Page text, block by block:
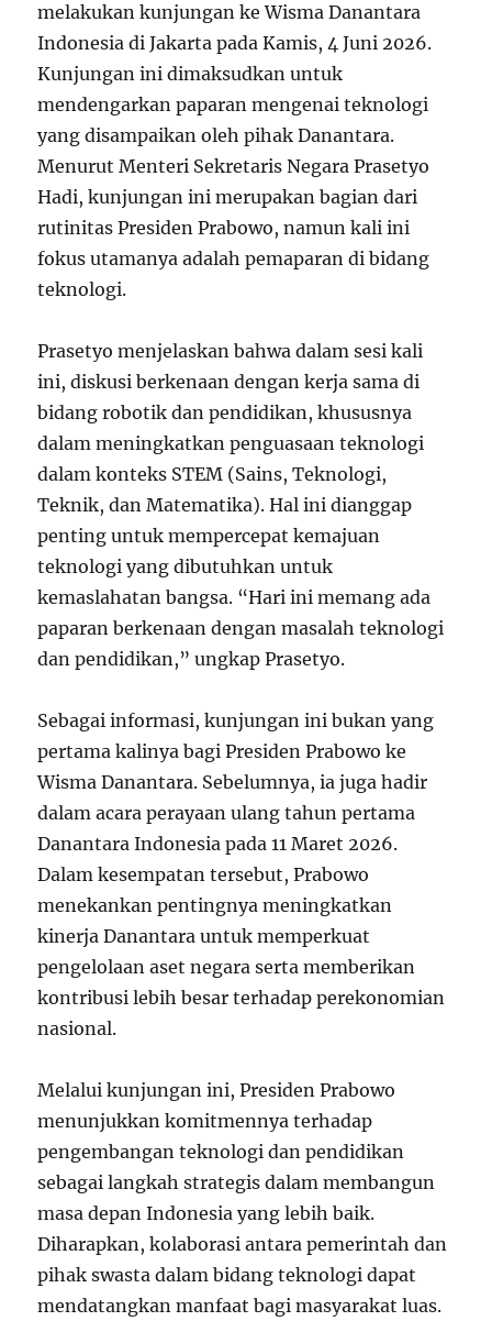
melakukan kunjungan ke Wisma Danantara
Indonesia di Jakarta pada Kamis, 4 Juni 2026.
Kunjungan ini dimaksudkan untuk
mendengarkan paparan mengenai teknologi
yang disampaikan oleh pihak Danantara.
Menurut Menteri Sekretaris Negara Prasetyo
Hadi, kunjungan ini merupakan bagian dari
rutinitas Presiden Prabowo, namun kali ini
fokus utamanya adalah pemaparan di bidang
teknologi.
Prasetyo menjelaskan bahwa dalam sesi kali
ini, diskusi berkenaan dengan kerja sama di
bidang robotik dan pendidikan, khususnya
dalam meningkatkan penguasaan teknologi
dalam konteks STEM (Sains, Teknologi,
Teknik, dan Matematika). Hal ini dianggap
penting untuk mempercepat kemajuan
teknologi yang dibutuhkan untuk
kemaslahatan bangsa. “Hari ini memang ada
paparan berkenaan dengan masalah teknologi
dan pendidikan,” ungkap Prasetyo.
Sebagai informasi, kunjungan ini bukan yang
pertama kalinya bagi Presiden Prabowo ke
Wisma Danantara. Sebelumnya, ia juga hadir
dalam acara perayaan ulang tahun pertama
Danantara Indonesia pada 11 Maret 2026.
Dalam kesempatan tersebut, Prabowo
menekankan pentingnya meningkatkan
kinerja Danantara untuk memperkuat
pengelolaan aset negara serta memberikan
kontribusi lebih besar terhadap perekonomian
nasional.
Melalui kunjungan ini, Presiden Prabowo
menunjukkan komitmennya terhadap
pengembangan teknologi dan pendidikan
sebagai langkah strategis dalam membangun
masa depan Indonesia yang lebih baik.
Diharapkan, kolaborasi antara pemerintah dan
pihak swasta dalam bidang teknologi dapat
mendatangkan manfaat bagi masyarakat luas.